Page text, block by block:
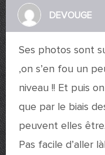
DEVOUGE
Ses photos sont
,on s’en fou un
niveau !! Et puis
que par le biais
peuvent elles être.
Pas facile d’aller